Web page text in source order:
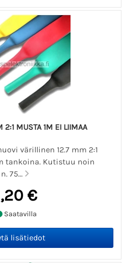
2:1 MUSTA 1M EI LIIMAA
värillinen 12.7 mm 2:1
tankoina. Kutistuu noin
75...
€
Saatavilla